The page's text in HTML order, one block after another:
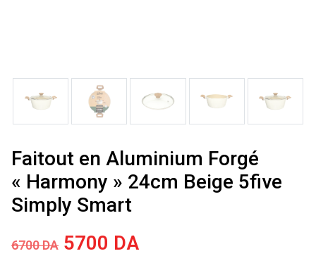
Faitout en Aluminium Forgé
« Harmony » 24cm Beige 5five
Simply Smart
6700DA Le
5700 DALe